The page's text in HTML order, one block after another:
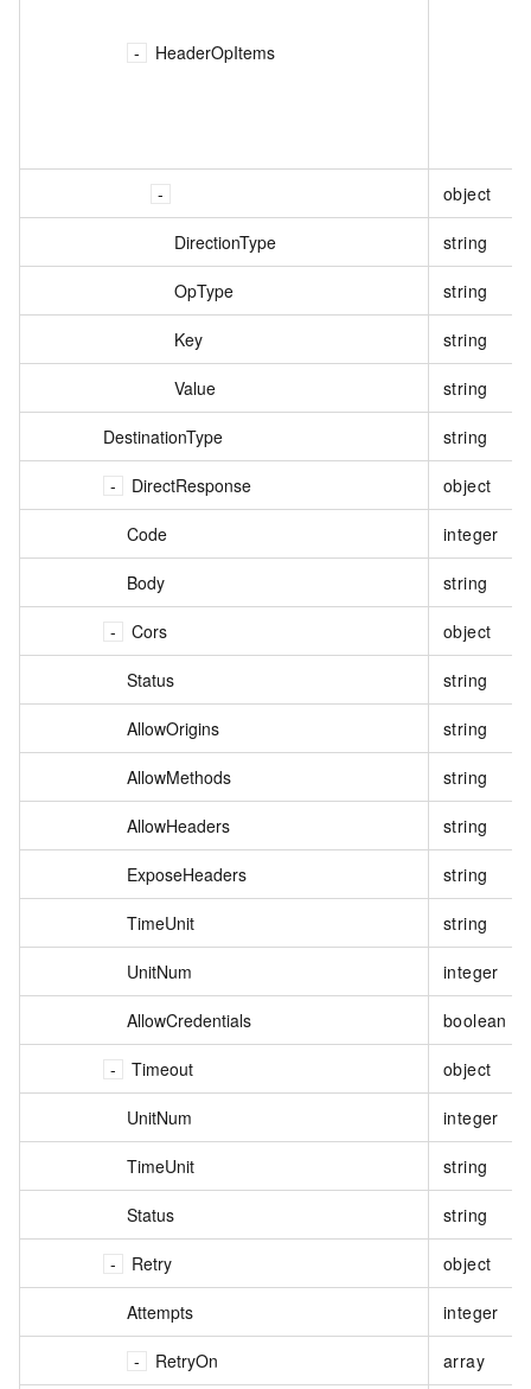
HeaderOpItems
object
DirectionType string
OpType string
Key string
Value string
DestinationType string
DirectResponse object
Code integer
Body string
Cors object
Status string
AllowOrigins string
AllowMethods string
AllowHeaders string
ExposeHeaders string
TimeUnit string
UnitNum integer
AllowCredentials boolean
Timeout object
UnitNum integer
TimeUnit string
Status string
Retry object
Attempts integer
RetryOn array